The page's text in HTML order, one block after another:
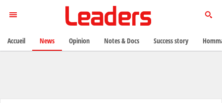
Accueil News Opinion Notes & Docs Success story